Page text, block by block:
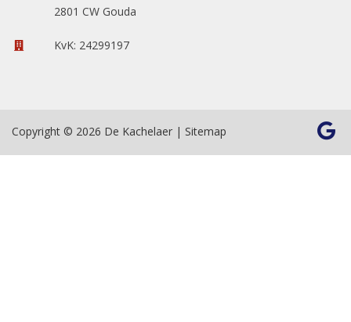
2801 CW Gouda
KvK: 24299197
Copyright © 2026 De Kachelaer | Sitemap